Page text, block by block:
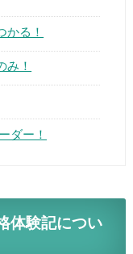
かる！
み！
ダー！
体験記につい